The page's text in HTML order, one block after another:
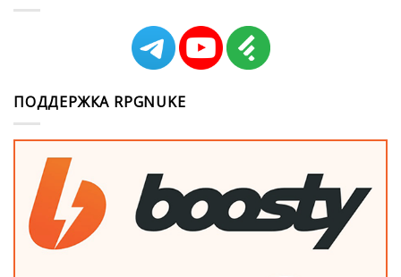
ПОДДЕРЖКА RPGNUKE